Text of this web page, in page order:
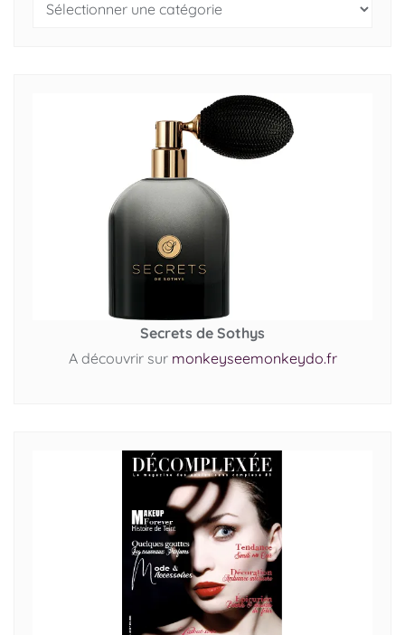
Secrets de Sothys
A découvrir sur monkeyseemonkeydo.fr